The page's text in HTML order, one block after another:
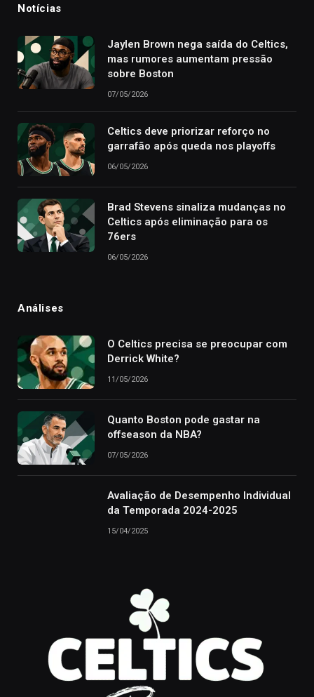
Notícias
Jaylen Brown nega saída do Celtics,
mas rumores aumentam pressão
sobre Boston
07/05/2026
Celtics deve priorizar reforço no
garrafão após queda nos playoffs
06/05/2026
Brad Stevens sinaliza mudanças no
Celtics após eliminação para os
76ers
06/05/2026
Análises
O Celtics precisa se preocupar com
Derrick White?
11/05/2026
Quanto Boston pode gastar na
offseason da NBA?
07/05/2026
Avaliação de Desempenho Individual
da Temporada 2024-2025
15/04/2025